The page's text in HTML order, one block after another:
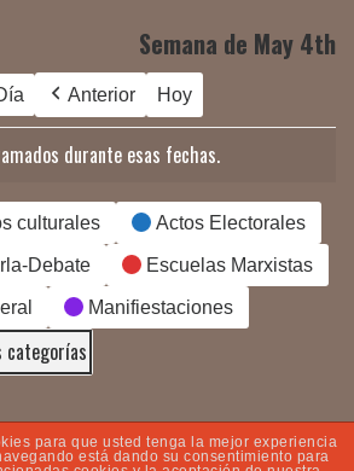
Semana de May 4th
Anterior Hoy
durante esas fechas.
culturales Actos Electorales
Debate Escuelas Marxistas
Manifiestaciones
categorías
para que usted tenga la mejor experiencia
está dando su consentimiento para